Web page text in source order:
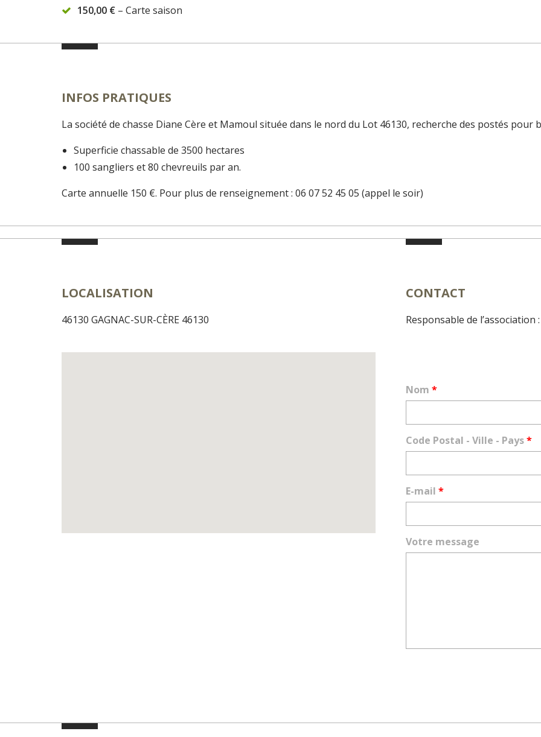
150,00 € – Carte saison
INFOS PRATIQUES
La société de chasse Diane Cère et Mamoul située dans le nord du Lot 46130, recherche des postés pour
Superficie chassable de 3500 hectares
100 sangliers et 80 chevreuils par an.
Carte annuelle 150 €. Pour plus de renseignement : 06 07 52 45 05 (appel le soir)
LOCALISATION
46130 GAGNAC-SUR-CÈRE 46130
CONTACT
Responsable de l’association :
Nom *
Code Postal - Ville - Pays*
E-mail *
Votre message